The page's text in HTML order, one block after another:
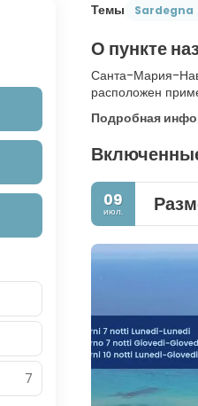
Темы Sardegna
О пункте
Санта-Мария-
расположен
Подробная
09
июл.
7